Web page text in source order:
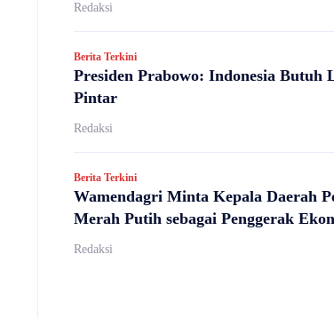
Redaksi
Berita Terkini
Presiden Prabowo: Indonesia Butuh
Pintar
Redaksi
Berita Terkini
Wamendagri Minta Kepala Daerah
Merah Putih sebagai Penggerak
Redaksi